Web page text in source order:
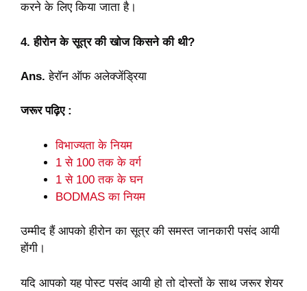
करने के लिए किया जाता है।
4. हीरोन के सूत्र की खोज किसने की थी?
Ans.हेरॉन ऑफ अलेक्जेंड्रिया
जरूर पढ़िए :
विभाज्यता के नियम
1 से 100 तक के वर्ग
1 से 100 तक के घन
BODMAS का नियम
उम्मीद हैं आपको हीरोन का सूत्र की समस्त जानकारी पसंद आयी
होंगी।
यदि आपको यह पोस्ट पसंद आयी हो तो दोस्तों के साथ जरूर शेयर